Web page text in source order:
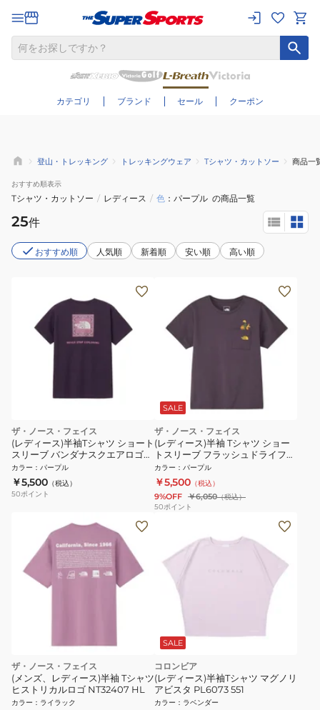
カテゴリ ブランド セール クーポン
さらに絞り込む
登山・トレッキング トレッキングウェア Tシャツ・カットソー 商品一
おすすめ順表示
Tシャツ・カットソー / レディース / 色 パープル の商品一覧
25件
おすすめ順 人気順 新着順 安い順 高い順
ザ・ノース・フェイス
(レディース)半袖Tシャツ ショート
スリーブ バンダナスクエアロゴテ
ィー NTW32446 ED
カラー ： パープル
￥5,500 （税込）
50ポイント
SALE
ザ・ノース・フェイス
(レディース)半袖 Tシャツ ショー
トスリーブ フラッシュドライフラ
ワーロゴティー NTW32630 ED
カラー ： パープル
￥5,500 （税込）
9%OFF ￥6,050（税込）
50ポイント
ザ・ノース・フェイス
(メンズ、レディース)半袖 Tシャツ
ヒストリカルロゴ NT32407 HL
カラー ： ライラック
SALE
コロンビア
(レディース)半袖Tシャツ マグノリ
アビスタ PL6073 551
カラー ： ラベンダー